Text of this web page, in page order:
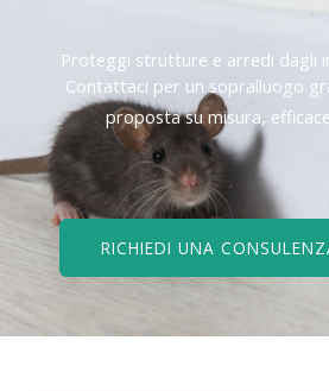
Proteggi strutture e arredi dagli
Contattaci per un sopralluogo
proposta su misura,
RICHIEDI UNA